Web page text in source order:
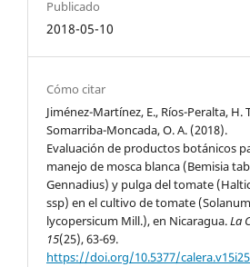
Publicado
2018-05-10
Cómo citar
Jiménez-Martínez, E., Ríos-Peralta, H.
Somarriba-Moncada, O. A. (2018).
Evaluación de productos botánicos
manejo de mosca blanca (Bemisia
Gennadius) y pulga del tomate
ssp) en el cultivo de tomate (Solanum
lycopersicum Mill.), en Nicaragua.La
15(25), 63-69.
https://doi.org/10.5377/